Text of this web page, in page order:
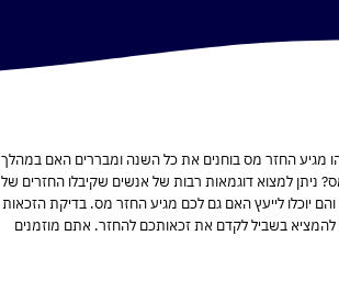
מגיע החזר מס בוחנים את כל השנה ומבררים האם במהלך
ניתן למצוא דוגמאות רבות של אנשים שקיבלו החזרים של
יוכלו לייעץ האם גם לכם מגיע החזר מס. בדיקת הזכאות
וכן טפסים נוספים שתתבקשו להמציא בשביל לקדם את זכאותכם להחזר. אתם מוזמנים